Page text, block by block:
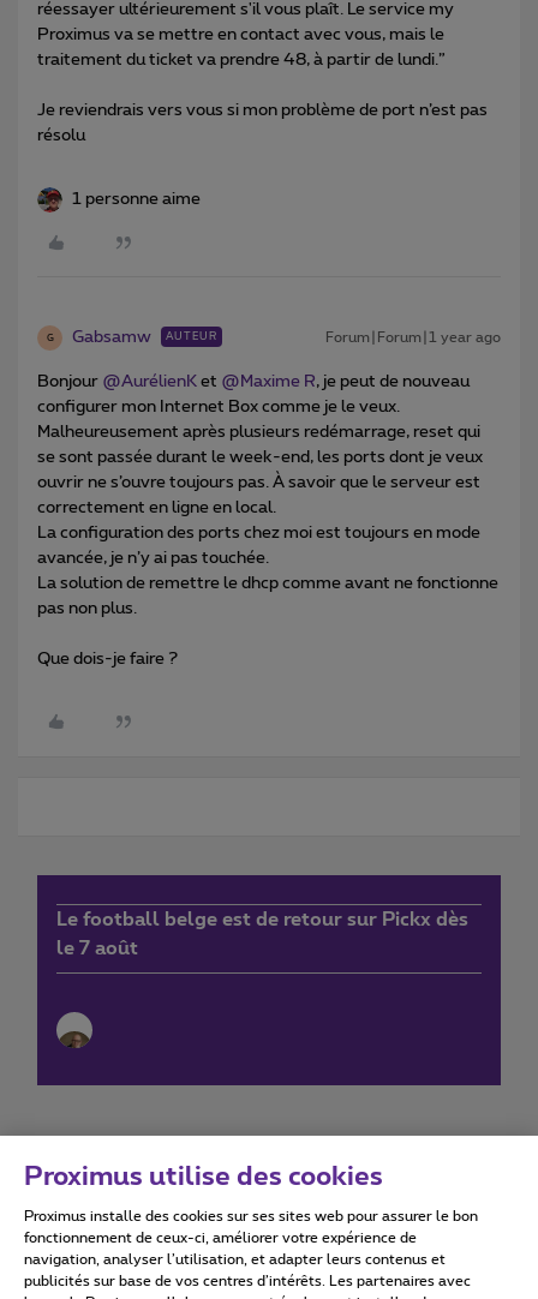
réessayer ultérieurement s'il vous plaît. Le service my
Proximus va se mettre en contact avec vous, mais le
traitement du ticket va prendre 48, à partir de lundi.”
Je reviendrais vers vous si mon problème de port n’est pas
résolu
1 personne aime
G Gabsamw AUTEUR Forum|Forum|1 year ago
Bonjour ​ @AurélienK et ​ @Maxime R, je peut de nouveau
configurer mon Internet Box comme je le veux.
Malheureusement après plusieurs redémarrage, reset qui
se sont passée durant le week-end, les ports dont je veux
ouvrir ne s’ouvre toujours pas. À savoir que le serveur est
correctement en ligne en local.
La configuration des ports chez moi est toujours en mode
avancée, je n’y ai pas touchée.
La solution de remettre le dhcp comme avant ne fonctionne
pas non plus.
Que dois-je faire ?
Le football belge est de retour sur Pickx dès
le 7 août
Conditions d'utilisation Accessibility statement
Proximus utilise des cookies
Proximus installe des cookies sur ses sites web pour assurer le bon
fonctionnement de ceux-ci, améliorer votre expérience de
navigation, analyser l’utilisation, et adapter leurs contenus et
publicités sur base de vos centres d’intérêts. Les partenaires avec